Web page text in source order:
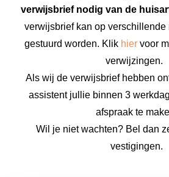
verwijsbrief nodig van de
verwijsbrief kan op verschillende
gestuurd worden. Klik hiervoor
verwijzingen.
Als wij de verwijsbrief hebben
assistent jullie binnen 3
afspraak te
Wil je niet wachten? Bel dan
vestigingen.